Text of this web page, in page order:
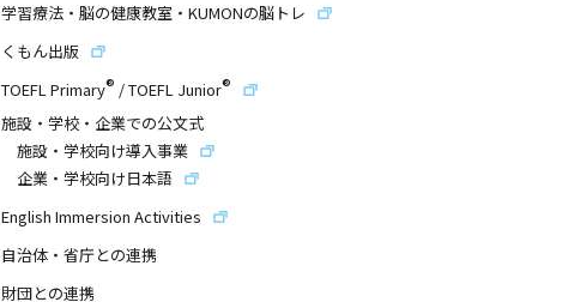
学習療法・脳の健康教室・KUMONの脳トレ
くもん出版
TOEFL Primary® /TOEFL Junior®
施設・学校・企業での公文式
施設・学校向け導入事業
企業・学校向け日本語
English Immersion Activities
自治体・省庁との連携
財団との連携